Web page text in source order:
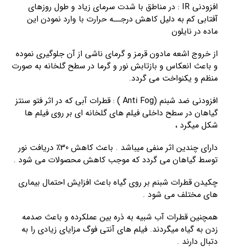
افزودنی IR : در مناطق با شدت سرمای زیاد و طول روزهای
آفتابی کم به دلیل کاهش درجــه حرارت با وارد نمودن این
ماده در نایلون
از خروج اشعه مادون قرمز و گرمای ناشی از آن جلوگیری نموده
و باعث انعکاس و بازتابش نور و گرما در سطح گلخانه به صورت
منظم و یکنواخت می گردد.
افزودنی ضد شبنم (Anti Fog ) : قطرات آبی که در اثر فتو سنتز
گیاهان در سطح داخلی فیلم های گلخانه ای بر روی فیلم ها
شکل میگرد ،
دارای چندین اثر منفی میباشد . باعث کاهش 30٪ دریافت نور
توسط گیاهان می گردد که موجب کاهش محصولات می شود .
چکیدن قطرات شبنم بر روی گیاه باعث افزایش احتمال بیماری
های مختلف می شود .
همچنین قطرات آب شبیه به ذره بین عملکرده و باعث صدمه
زدن به گیاه میگردند. فیلم های آنتی فوگ مزایای زیادی را به
دتبال دارند .